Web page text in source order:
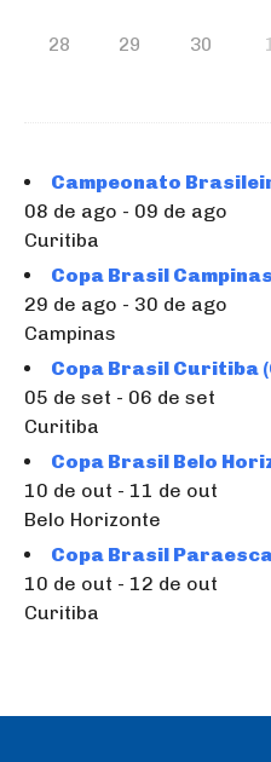
28 29 30
Campeonato
08 de ago - 09 de ago
Curitiba
Copa Brasil
29 de ago - 30 de ago
Campinas
Copa Brasil Curitiba
05 de set - 06 de set
Curitiba
Copa Brasil Belo
10 de out - 11 de out
Belo Horizonte
Copa Brasil
10 de out - 12 de out
Curitiba